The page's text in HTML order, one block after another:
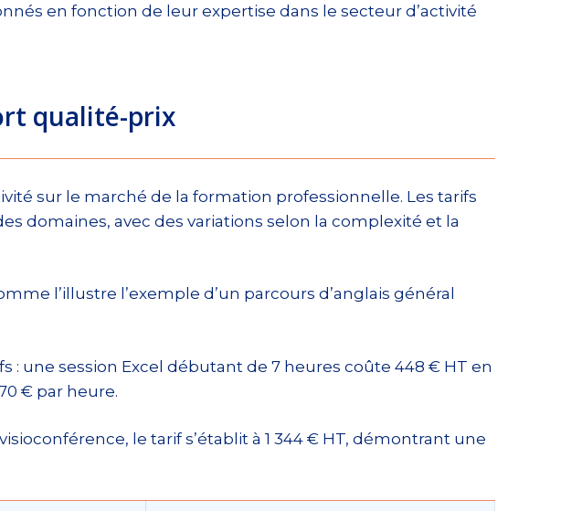
en fonction de leur expertise dans le secteur d’activité
qualité-prix
sur le marché de la formation professionnelle. Les tarifs
domaines, avec des variations selon la complexité et la
l’illustre l’exemple d’un parcours d’anglais général
une session Excel débutant de 7 heures coûte 448 € HT en
€ par heure.
le tarif s’établit à 1 344 € HT, démontrant une